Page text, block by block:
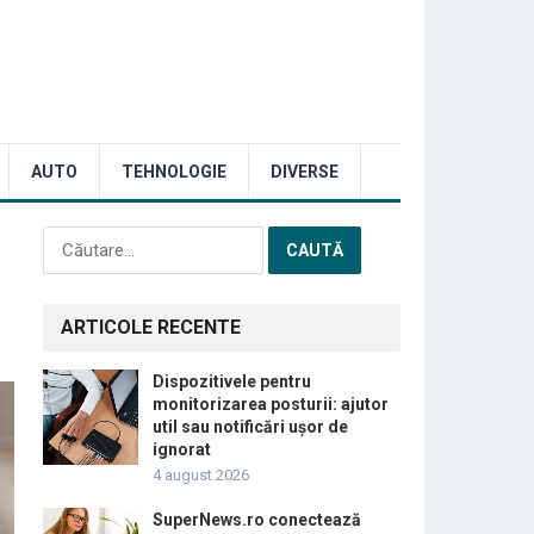
AUTO TEHNOLOGIE DIVERSE
Caută
după:
ARTICOLE RECENTE
Dispozitivele pentru
monitorizarea posturii: ajutor
util sau notificări ușor de
ignorat
4 august 2026
SuperNews.ro conectează